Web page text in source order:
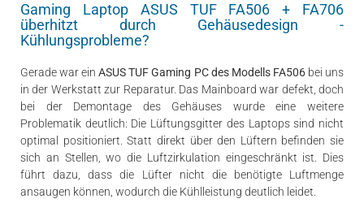
Gaming Laptop ASUS TUF FA506 + FA706
überhitzt durch Gehäusedesign -
Kühlungsprobleme?
Gerade war einASUS TUF Gaming PC des Modells FA506bei uns
in der Werkstatt zur Reparatur. Das Mainboard war defekt, doch
bei der Demontage des Gehäuses wurde eine weitere
Problematik deutlich: Die Lüftungsgitter des Laptops sind nicht
optimal positioniert. Statt direkt über den Lüftern befinden sie
sich an Stellen, wo die Luftzirkulation eingeschränkt ist. Dies
führt dazu, dass die Lüfter nicht die benötigte Luftmenge
ansaugen können, wodurch die Kühlleistung deutlich leidet.